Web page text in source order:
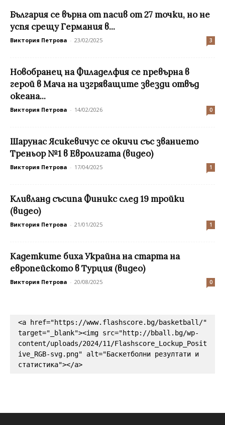
България се върна от пасив от 27 точки, но не
успя срещу Германия в...
Виктория Петрова - 23/02/2025 3
Новобранец на Филаделфия се превърна в
герой в Мача на изгряващите звезди отвъд
океана...
Виктория Петрова - 14/02/2026 0
Шарунас Ясикевичус се окичи със званието
Треньор №1 в Евролигата (видео)
Виктория Петрова - 17/04/2025 1
Кливланд съсипа Финикс след 19 тройки
(видео)
Виктория Петрова - 21/01/2025 1
Кадетките биха Украйна на старта на
европейското в Турция (видео)
Виктория Петрова - 20/08/2025 0
<a href="https://www.flashscore.bg/basketball/"
target="_blank"><img src="http://bball.bg/wp-
content/uploads/2024/11/Flashscore_Lockup_Posit
ive_RGB-svg.png" alt="Баскетболни резултати и
статистика"></a>